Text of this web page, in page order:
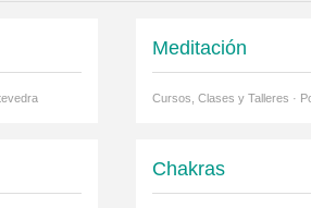
Meditación
Cursos, Clases y Talleres ·
Chakras